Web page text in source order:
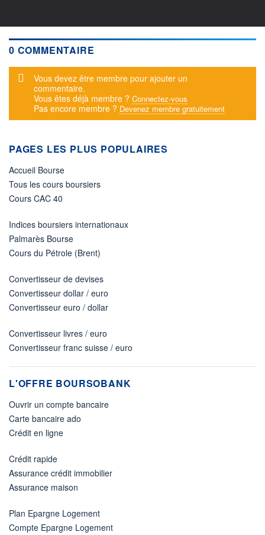
0 COMMENTAIRE
Message d'alerte
Vous devez être membre pour ajouter un
commentaire.
Vous êtes déjà membre ? Connectez-vous
Pas encore membre ? Devenez membre gratuitement
PAGES LES PLUS POPULAIRES
Accueil Bourse
Tous les cours boursiers
Cours CAC 40
Indices boursiers internationaux
Palmarès Bourse
Cours du Pétrole (Brent)
Convertisseur de devises
Convertisseur dollar / euro
Convertisseur euro / dollar
Convertisseur livres / euro
Convertisseur franc suisse / euro
L'OFFRE BOURSOBANK
Ouvrir un compte bancaire
Carte bancaire ado
Crédit en ligne
Crédit rapide
Assurance crédit immobilier
Assurance maison
Plan Epargne Logement
Compte Epargne Logement